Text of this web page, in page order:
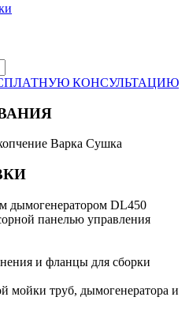
КОНСУЛЬТАЦИЮ
Варка Сушка
дымогенератором DL450
панелью управления
и фланцы для сборки
мойки труб, дымогенератора и